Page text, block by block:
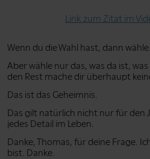
Link zum Zitat im
Wenn du die Wahl hast, dann wähle.
Aber wähle nur das, was da ist,
den Rest mache dir überhaupt
Das ist das Geheimnis.
Das gilt natürlich nicht nur für den
jedes Detail im Leben.
Danke, Thomas, für deine Frage.
bist. Danke.